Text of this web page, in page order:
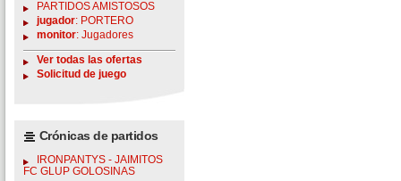
PARTIDOS AMISTOSOS
jugador: PORTERO
monitor: Jugadores
Ver todas las ofertas
Solicitud de juego
Crónicas de partidos
IRONPANTYS - JAIMITOS
FC GLUP GOLOSINAS